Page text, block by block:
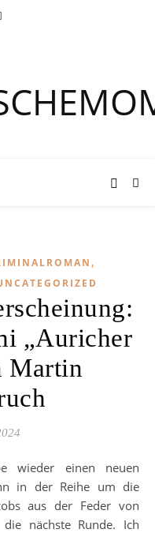
,
„Auricher
Martin
in der Reihe um die
aus der Feder von
nächste Runde. Ich